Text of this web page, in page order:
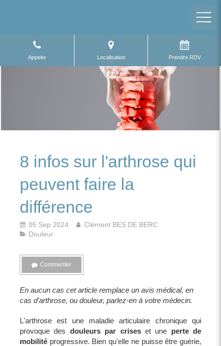
Appeler Localisation Prendre RDV
8 infos sur l'arthrose qui
peuvent faire la
différence
05 Sep 2024
Clément BES DE BERC
Douleur
Commenter
En aucun cas cet article remplace un avis médical, en
cas d'arthrose, ou douleur, parlez-en à votre médecin.
L'arthrose est une maladie articulaire chronique qui
provoque des douleurs par criseset une perte de
mobilité progressive. Bien qu'elle ne puisse être guérie,